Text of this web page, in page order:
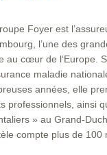
Foyer est
l’une des
au cœur de l‘Europe.
maladie
années, elle
professionnels, ainsi
» au Grand-
compte plus de 100